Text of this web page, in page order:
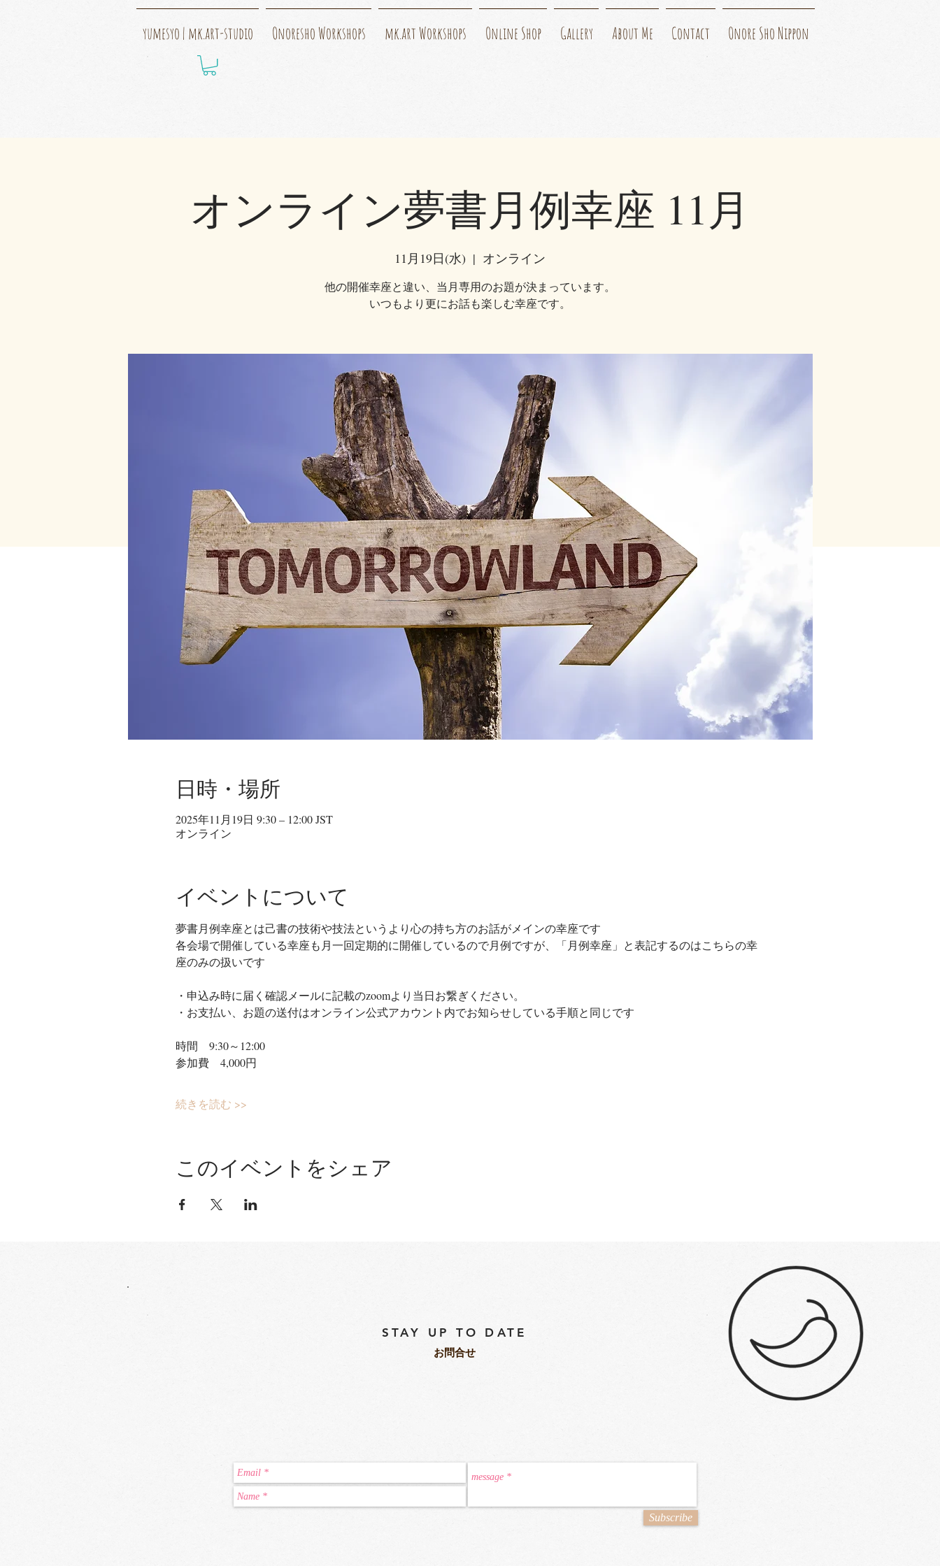
yumesyo | mk.art-studio Onoresho Workshops mk.art Workshops Online Shop Gallery About Me Contact Onore Sho Nippon
オンライン夢書月例幸座 11月
11月19日(水)
  |
オンライン
他の開催幸座と違い、当月専用のお題が決まっています。
いつもより更にお話も楽しむ幸座です。
日時・場所
2025年11月19日 9:30 – 12:00 JST
オンライン
イベントについて
夢書月例幸座とは己書の技術や技法というより心の持ち方のお話がメインの幸座です
各会場で開催している幸座も月一回定期的に開催しているので月例ですが、「月例幸座」と表記するのはこちらの幸
座のみの扱いです
・申込み時に届く確認メールに記載のzoomより当日お繋ぎください。
・お支払い、お題の送付はオンライン公式アカウント内でお知らせしている手順と同じです
時間　9:30～12:00
参加費　4,000円
続きを読む >>
このイベントをシェア
STAY UP TO DATE
​お問合せ
Subscribe